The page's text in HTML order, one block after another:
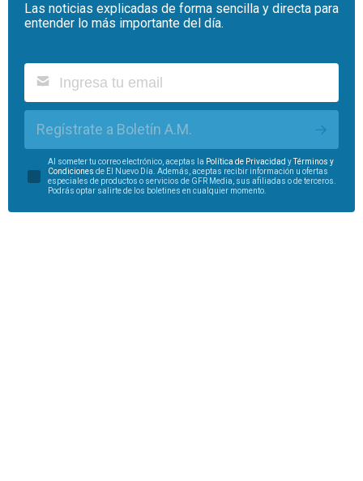
Las noticias explicadas de forma sencilla y directa para
entender lo más importante del día.
Regístrate a Boletín A.M.
Al someter tu correo electrónico, aceptas la Política de Privacidad y
Términos y
Condiciones de El Nuevo Día. Además, aceptas recibir información u ofertas
especiales de productos o servicios de GFR Media, sus afiliadas o de terceros.
Podrás optar salirte de los boletines en cualquier momento.